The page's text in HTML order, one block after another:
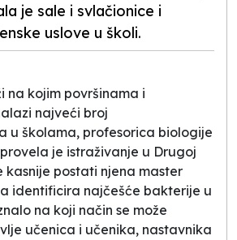
je sale i svlačionice i
uslove u školi.
na kojim površinama i
najveći broj
u školama, profesorica biologije
je istraživanje u Drugoj
kasnije postati njena master
identificira najčešće bakterije u
na koji način se može
učenica i učenika, nastavnika